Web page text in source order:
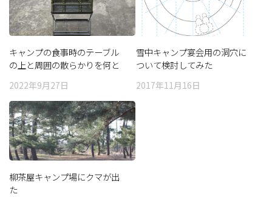
キャンプの食事時のテーブル
の上と周囲の散らかりを何と
2022年9月27日
雪中キャンプ宴会用の洞穴に
ついて検討してみた
2017年11月16日
柳茶屋キャンプ場にクマが出
た